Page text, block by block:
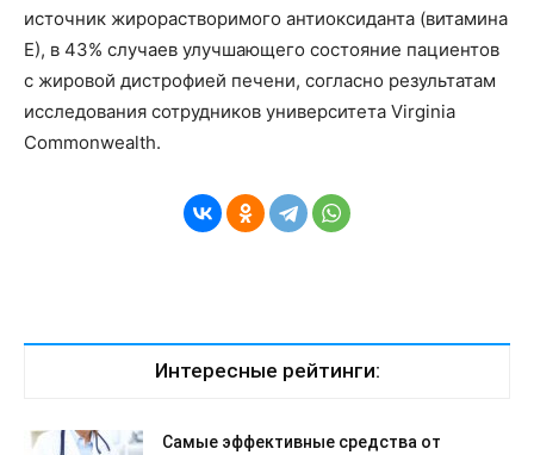
источник жирорастворимого антиоксиданта (витамина
Е), в 43% случаев улучшающего состояние пациентов
с жировой дистрофией печени, согласно результатам
исследования сотрудников университета Virginia
Commonwealth.
Интересные рейтинги:
Самые эффективные средства от